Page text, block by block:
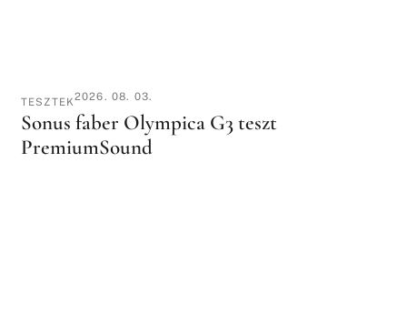
TESZTEK2026. 08. 03.
Sonus faber Olympica G3 teszt
PremiumSound